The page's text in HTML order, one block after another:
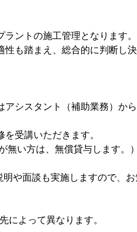
ントの施工管理となります。
性も踏まえ、総合的に判断し
アシスタント（補助業務）か
受講いただきます。
無い方は、無償貸与します。
や面談も実施しますので、
によって異なります。